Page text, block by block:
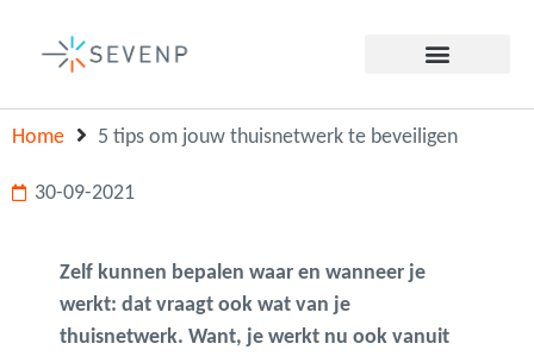
Home 5 tips om jouw thuisnetwerk te beveiligen
30-09-2021
Zelf kunnen bepalen waar en wanneer je
werkt: dat vraagt ook wat van je
thuisnetwerk. Want, je werkt nu ook vanuit